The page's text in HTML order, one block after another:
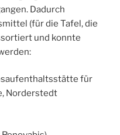
Dadurch
(für die Tafel, die
und konnte
für
Norderstedt